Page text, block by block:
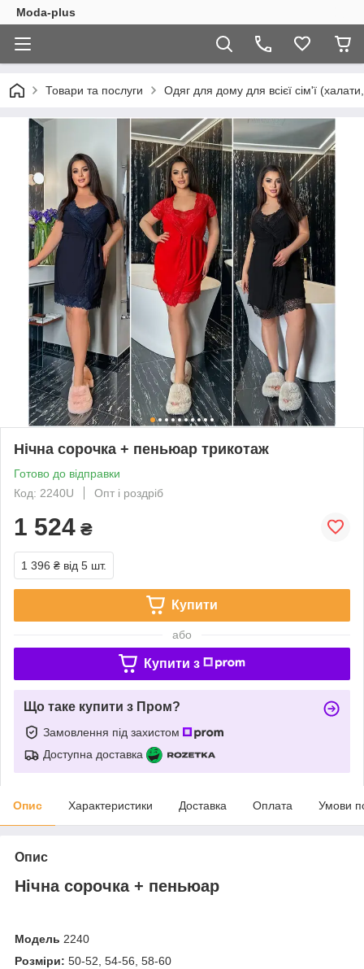
Moda-plus
Товари та послуги Одяг для дому для всієї сім'ї
Нічна сорочка + пеньюар трикотаж
Готово до відправки
Код: 2240U
Опт і роздріб
1 524 ₴
1 396 ₴ від 5 шт.
Купити
або
Купити з
Що таке купити з Пром?
Замовлення під захистом
Доступна доставка
Опис Характеристики Доставка Оплата Умови
Опис
Нічна сорочка + пеньюар
Модель 2240
Розміри: 50-52, 54-56, 58-60